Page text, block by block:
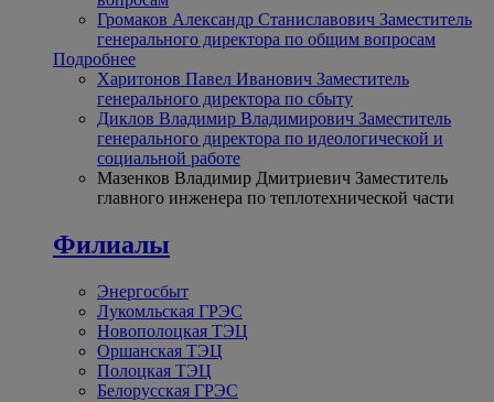
Громаков Александр Станиславович Заместитель
генерального директора по общим вопросам
Подробнее
Харитонов Павел Иванович Заместитель
генерального директора по сбыту
Диклов Владимир Владимирович Заместитель
генерального директора по идеологической и
социальной работе
Мазенков Владимир Дмитриевич Заместитель
главного инженера по теплотехнической части
Филиалы
Энергосбыт
Лукомльская ГРЭС
Новополоцкая ТЭЦ
Оршанская ТЭЦ
Полоцкая ТЭЦ
Белорусская ГРЭС